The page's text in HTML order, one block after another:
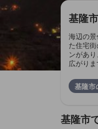
基隆
海辺の
た住宅
ンがあ
広がり
基隆
基隆市